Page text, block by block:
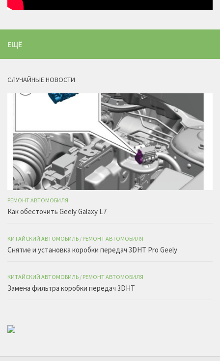
ЕЩЁ
СЛУЧАЙНЫЕ НОВОСТИ
РЕМОНТ АВТОМОБИЛЯ
Как обесточить Geely Galaxy L7
КИТАЙСКИЙ АВТОМОБИЛЬ / РЕМОНТ АВТОМОБИЛЯ
Снятие и установка коробки передач 3DHT Pro Geely
КИТАЙСКИЙ АВТОМОБИЛЬ / РЕМОНТ АВТОМОБИЛЯ
Замена фильтра коробки передач 3DHT